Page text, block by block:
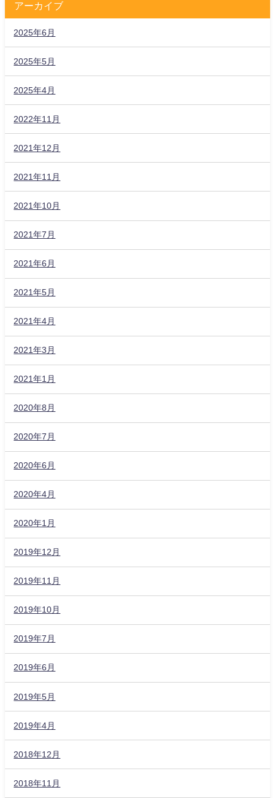
アーカイブ
2025年6月
2025年5月
2025年4月
2022年11月
2021年12月
2021年11月
2021年10月
2021年7月
2021年6月
2021年5月
2021年4月
2021年3月
2021年1月
2020年8月
2020年7月
2020年6月
2020年4月
2020年1月
2019年12月
2019年11月
2019年10月
2019年7月
2019年6月
2019年5月
2019年4月
2018年12月
2018年11月